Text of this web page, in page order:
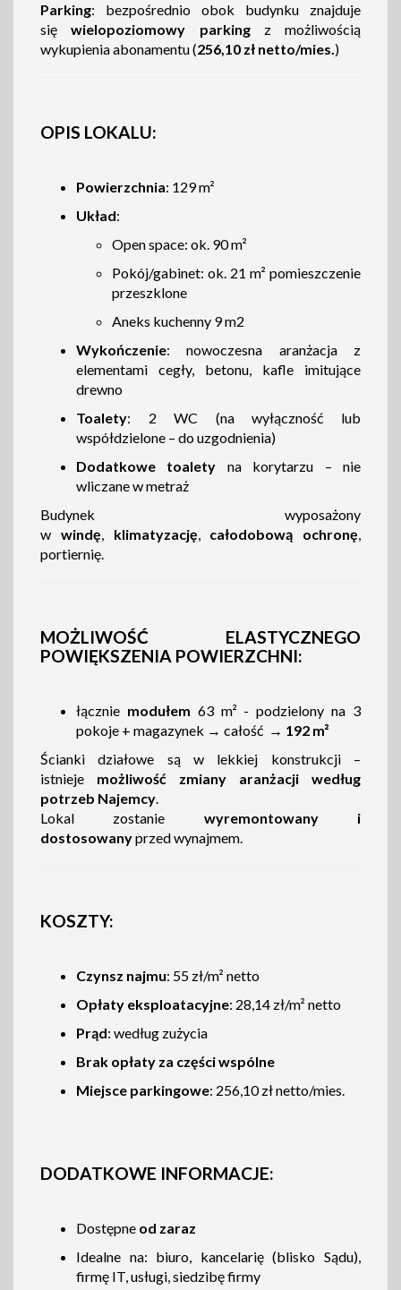
Parking: bezpośrednio obok budynku znajduje
sięwielopoziomowy parkingz możliwością
wykupienia abonamentu (256,10 zł netto/mies.)
OPIS LOKALU:
Powierzchnia: 129 m²
Układ:
Open space: ok. 90 m²
Pokój/gabinet: ok. 21 m² pomieszczenie
przeszklone
Aneks kuchenny 9 m2
Wykończenie: nowoczesna aranżacja z
elementami cegły, betonu, kafle imitujące
drewno
Toalety: 2 WC (na wyłączność lub
współdzielone – do uzgodnienia)
Dodatkowe toalety na korytarzu – nie
wliczane w metraż
Budynek wyposażony
w windę, klimatyzację, całodobową ochronę,
portiernię.
MOŻLIWOŚĆ ELASTYCZNEGO
POWIĘKSZENIA POWIERZCHNI:
łącznie modułem 63 m² - podzielony na 3
pokoje + magazynek → całość → 192 m²
Ścianki działowe są w lekkiej konstrukcji –
istnieje możliwość zmiany aranżacji według
potrzeb Najemcy.
Lokal zostanie wyremontowany i
dostosowanyprzed wynajmem.
KOSZTY:
Czynsz najmu: 55 zł/m² netto
Opłaty eksploatacyjne: 28,14 zł/m² netto
Prąd: według zużycia
Brak opłaty za części wspólne
Miejsce parkingowe: 256,10 zł netto/mies.
DODATKOWE INFORMACJE:
Dostępne od zaraz
Idealne na: biuro, kancelarię (blisko Sądu),
firmę IT, usługi, siedzibę firmy